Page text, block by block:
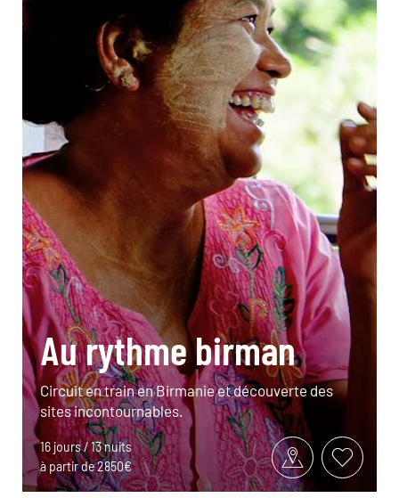
Au rythme birman
Circuit en train en Birmanie et découverte des
sites incontournables.
16 jours / 13 nuits
à partir de 2850€